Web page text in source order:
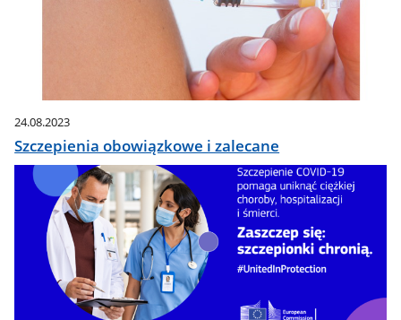
24.08.2023
Szczepienia obowiązkowe i zalecane